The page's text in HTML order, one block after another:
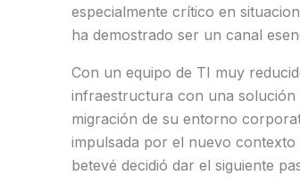
especialmente crítico en
ha demostrado ser un canal
Con un equipo de TI muy
infraestructura con una solución
migración de su entorno
impulsada por el nuevo
betevé decidió dar el siguiente